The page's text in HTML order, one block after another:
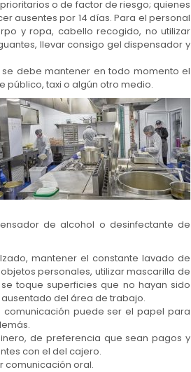
o de factor de riesgo; quienes
ausentes por 14 días. Para el personal
y ropa, cabello recogido, no utilizar
llevar consigo gel dispensador y
debe mantener en todo momento el
público, taxi o algún otro medio.
de alcohol o desinfectante de
mantener el constante lavado de
personales, utilizar mascarilla de
toque superficies que no hayan sido
del área de trabajo.
puede ser el papel para
de preferencia que sean pagos y
con el del cajero.
comunicación oral.